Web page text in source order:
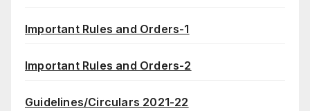
Important Rules and Orders-1
Important Rules and Orders-2
Guidelines/Circulars 2021-22